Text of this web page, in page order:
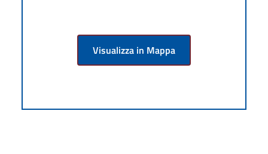
Visualizza in Mappa